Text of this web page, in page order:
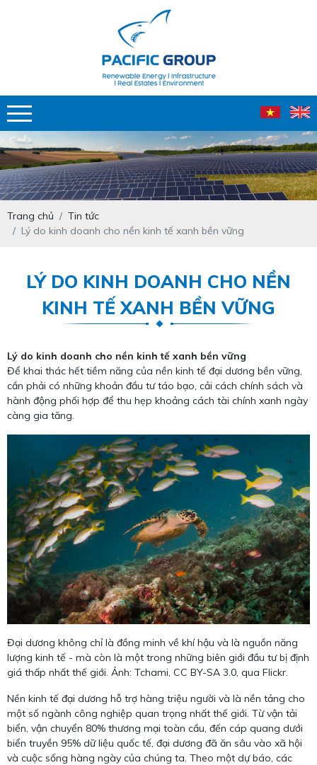
Trang chủ
Tin tức
Lý do kinh doanh cho nền kinh tế xanh bền vững
LÝ DO KINH DOANH CHO NỀN
KINH TẾ XANH BỀN VỮNG
Lý do kinh doanh cho nền kinh tế xanh bền vững
Để khai thác hết tiềm năng của nền kinh tế đại dương bền vững,
cần phải có những khoản đầu tư táo bạo, cải cách chính sách và
hành động phối hợp để thu hẹp khoảng cách tài chính xanh ngày
càng gia tăng.
Đại dương không chỉ là đồng minh về khí hậu và là nguồn năng
lượng kinh tế - mà còn là một trong những biên giới đầu tư bị định
giá thấp nhất thế giới. Ảnh: Tchami, CC BY-SA 3.0, qua Flickr.
Nền kinh tế đại dương hỗ trợ hàng triệu người và là nền tảng cho
một số ngành công nghiệp quan trọng nhất thế giới. Từ vận tải
biển, vận chuyển 80% thương mại toàn cầu, đến cáp quang dưới
biển truyền 95% dữ liệu quốc tế, đại dương đã ăn sâu vào xã hội
và cuộc sống hàng ngày của chúng ta. Theo một dự báo, các